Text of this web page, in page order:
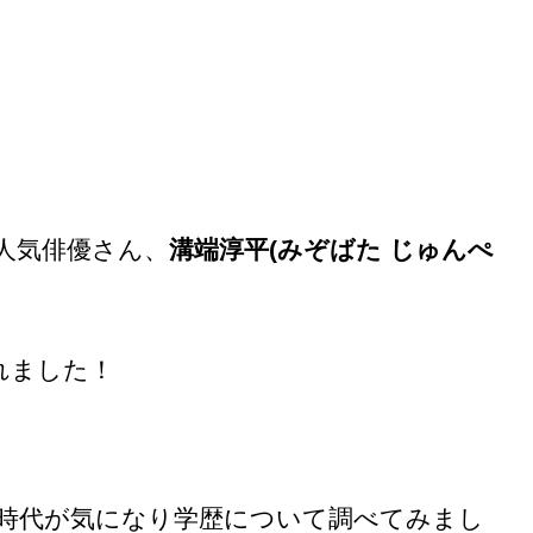
俳優さん、 溝端淳平(みぞばた じゅんぺ
ました！
代が気になり学歴について調べてみまし